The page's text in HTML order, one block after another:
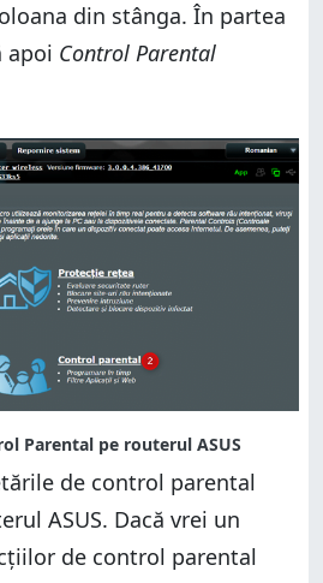
din stânga. În partea
apoi Control Parental
de control parental
ASUS. Dacă vrei un
de control parental